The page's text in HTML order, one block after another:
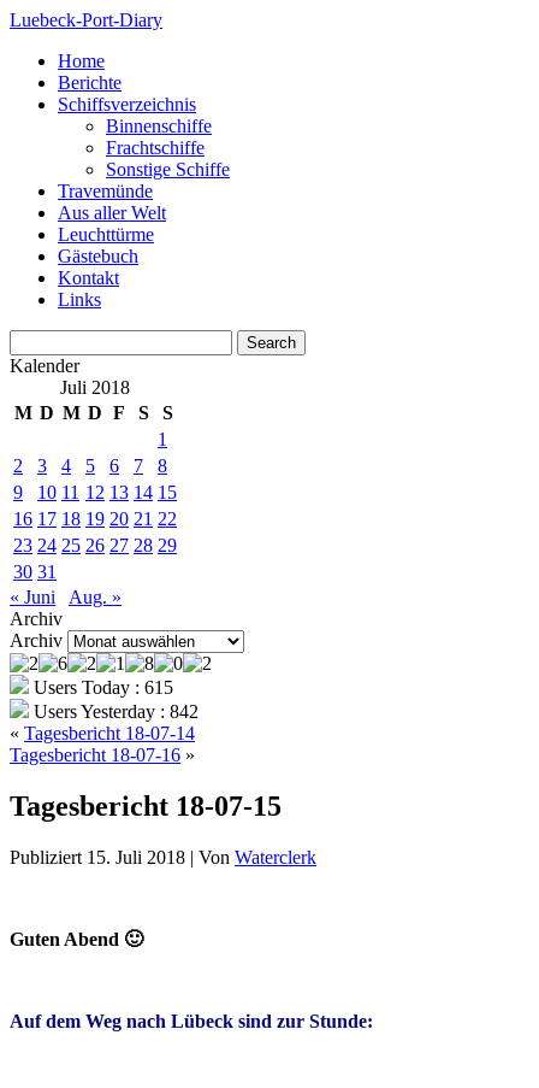
Luebeck-Port-Diary
Home
Berichte
Schiffsverzeichnis
Binnenschiffe
Frachtschiffe
Sonstige Schiffe
Travemünde
Aus aller Welt
Leuchttürme
Gästebuch
Kontakt
Links
Kalender
Juli 2018
M D M D F S
S
1
2
3 4 5 6 7
8
9
10 11 12 13 14 15
16 17 18 19 20 21 22
23 24 25 26 27 28 29
30 31
« Juni
Aug. »
Archiv
Archiv
Users Today : 615
Users Yesterday : 842
« Tagesbericht 18-07-14
Tagesbericht 18-07-16 »
Tagesbericht 18-07-15
Publiziert 15. Juli 2018 | Von Waterclerk
Guten Abend 🙂
Auf dem Weg nach Lübeck sind zur Stunde: